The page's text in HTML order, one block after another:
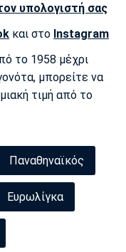
υπολογιστή σας
και στο Instagram
το 1958 μέχρι
μπορείτε να
τιμή από το
Παναθηναϊκός
Ευρωλίγκα